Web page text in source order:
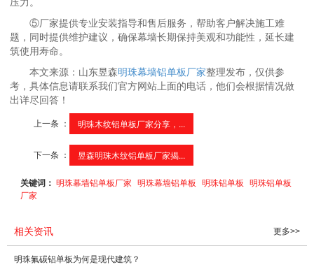
⑤厂家提供专业安装指导和售后服务，帮助客户解决施工难
题，同时提供维护建议，确保幕墙长期保持美观和功能性，延长建
筑使用寿命。
本文来源：山东昱森明珠幕墙铝单板厂家整理发布，仅供参
考，具体信息请联系我们官方网站上面的电话，他们会根据情况做
出详尽回答！
上一条 ： 明珠木纹铝单板厂家分享，...
下一条 ： 昱森明珠木纹铝单板厂家揭...
关键词：明珠幕墙铝单板厂家 明珠幕墙铝单板 明珠铝单板 明珠铝单板
厂家
相关资讯 更多>>
明珠氟碳铝单板为何是现代建筑？